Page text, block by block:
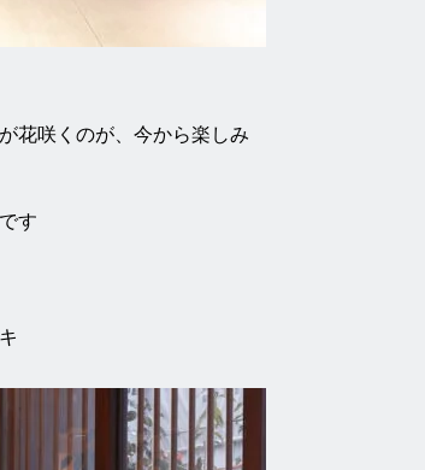
花咲くのが、今から楽しみ
す